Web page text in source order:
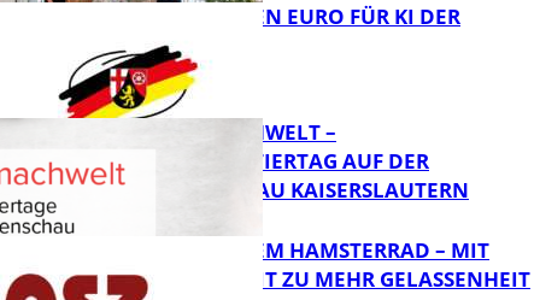
Bildung
20 MILLIONEN EURO FÜR KI DER
ZUKUNFT
MI(N)TMACHWELT –
EXPERIMENTIERTAG AUF DER
GARTENSCHAU KAISERSLAUTERN
RAUS AUS DEM HAMSTERRAD – MIT
ACHTSAMKEIT ZU MEHR GELASSENHEIT